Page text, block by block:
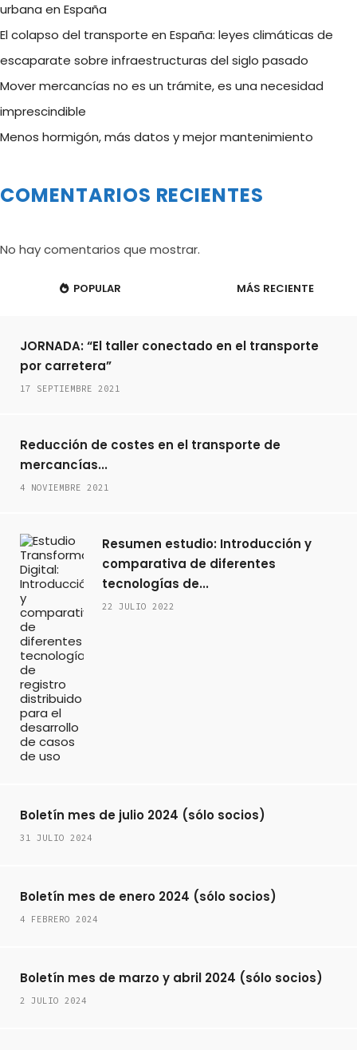
urbana en España
El colapso del transporte en España: leyes climáticas de
escaparate sobre infraestructuras del siglo pasado
Mover mercancías no es un trámite, es una necesidad
imprescindible
Menos hormigón, más datos y mejor mantenimiento
COMENTARIOS RECIENTES
No hay comentarios que mostrar.
POPULAR MÁS RECIENTE
JORNADA: “El taller conectado en el transporte
por carretera”
17 SEPTIEMBRE 2021
Reducción de costes en el transporte de
mercancías...
4 NOVIEMBRE 2021
Resumen estudio: Introducción y
comparativa de diferentes
tecnologías de...
22 JULIO 2022
Boletín mes de julio 2024 (sólo socios)
31 JULIO 2024
Boletín mes de enero 2024 (sólo socios)
4 FEBRERO 2024
Boletín mes de marzo y abril 2024 (sólo socios)
2 JULIO 2024